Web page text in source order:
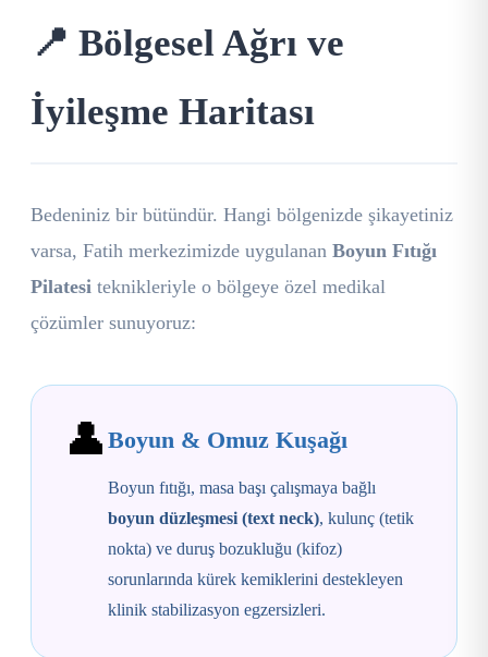
📍 Bölgesel Ağrı ve
İyileşme Haritası
Bedeniniz bir bütündür. Hangi bölgenizde şikayetiniz
varsa, Fatih merkezimizde uygulanan Boyun Fıtığı
Pilatesi teknikleriyle o bölgeye özel medikal
çözümler sunuyoruz:
👤 Boyun & Omuz Kuşağı
Boyun fıtığı, masa başı çalışmaya bağlı
boyun düzleşmesi (text neck), kulunç (tetik
nokta) ve duruş bozukluğu (kifoz)
sorunlarında kürek kemiklerini destekleyen
klinik stabilizasyon egzersizleri.